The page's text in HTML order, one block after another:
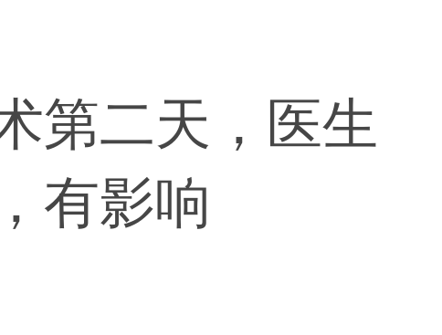
第二天，医生
有影响